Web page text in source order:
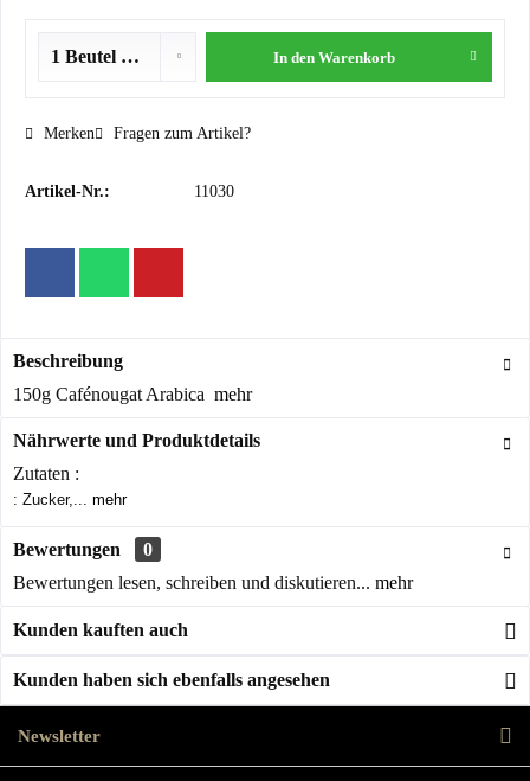
In den Warenkorb
Merken Fragen zum Artikel?
Artikel-Nr.: 11030
Beschreibung
150g Cafénougat Arabica mehr
Nährwerte und Produktdetails
Zutaten :
: Zucker,... mehr
Bewertungen
0
Bewertungen lesen, schreiben und diskutieren... mehr
Kunden kauften auch
Kunden haben sich ebenfalls angesehen
Newsletter